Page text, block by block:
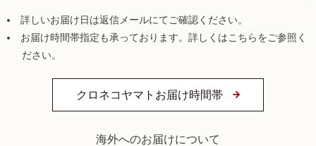
詳しいお届け日は返信メールにてご確認ください。
お届け時間帯指定も承っております。詳しくはこちらをご参照く
ださい。
クロネコヤマトお届け時間帯
海外へのお届けについて